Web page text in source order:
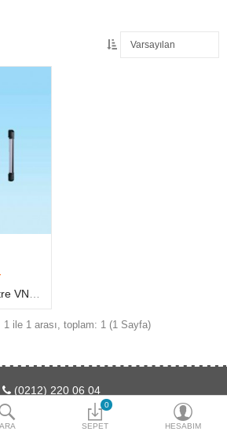
Listem (0)
ARA
0
SEPET HESABIM
1 ile 1 arası, toplam: 1 (1 Sayfa)
(0212) 220 06 04